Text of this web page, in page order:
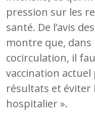
pression sur les
santé. De l’avis
montre que, dans
cocirculation, il
vaccination
résultats et éviter
hospitalier ».